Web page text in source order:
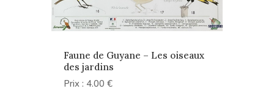
Faune de Guyane – Les oiseaux
des jardins
Prix : 4.00 €